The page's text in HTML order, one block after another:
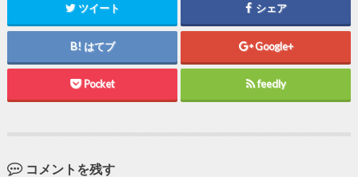
ツイート シェア
はてブ Google+
Pocket feedly
コメントを残す